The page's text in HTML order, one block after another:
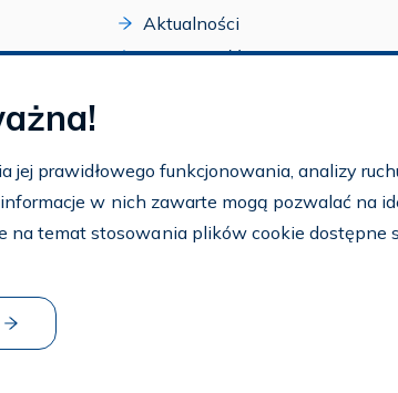
Aktualności
Dostępność
prawidłowego funkcjonowania, analizy
w nich zawarte mogą pozwalać na
na temat stosowania plików cookie dostępne